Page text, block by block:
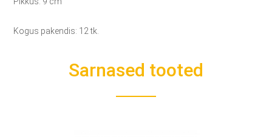
Kogus pakendis: 12 tk.
Sarnased tooted